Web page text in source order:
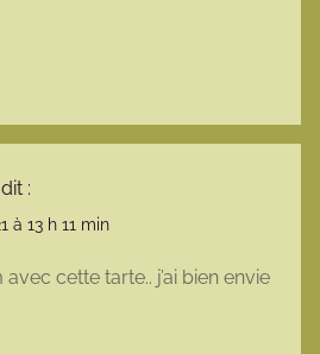
dit :
à 13 h 11 min
cette tarte.. j’ai bien envie